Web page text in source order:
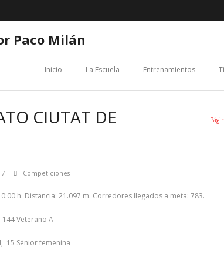
Paco Milán
Inicio La Escuela Entrenamientos
CIUTAT DE
Competiciones
h. Distancia: 21.097 m. Corredores llegados a meta: 783.
Veterano A
15 Sénior femenina